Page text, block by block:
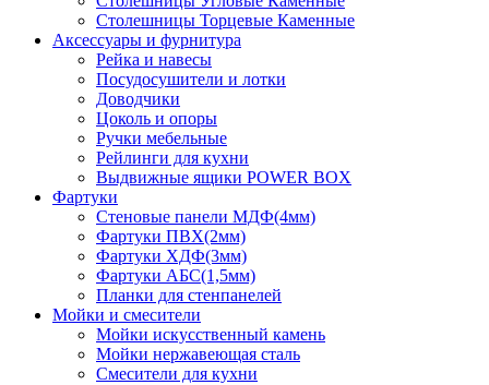
Столешницы Торцевые Каменные
Аксессуары и фурнитура
Рейка и навесы
Посудосушители и лотки
Доводчики
Цоколь и опоры
Ручки мебельные
Рейлинги для кухни
Выдвижные ящики POWER BOX
Фартуки
Стеновые панели МДФ(4мм)
Фартуки ПВХ(2мм)
Фартуки ХДФ(3мм)
Фартуки АБС(1,5мм)
Планки для стенпанелей
Мойки и смесители
Мойки искусственный камень
Мойки нержавеющая сталь
Смесители для кухни